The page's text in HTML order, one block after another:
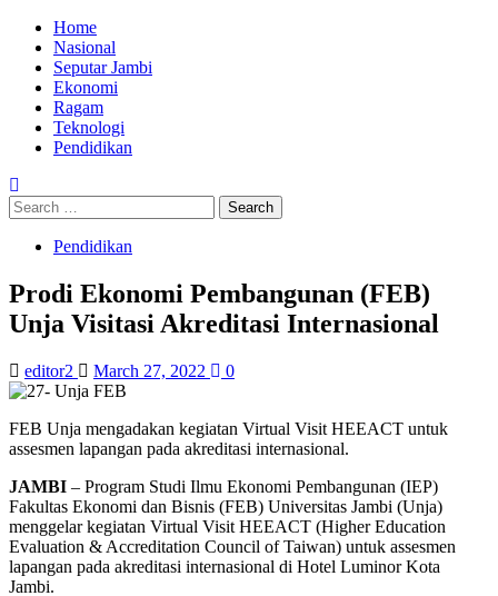
Skip
content
Primary
Menu
Home
Nasional
Seputar Jambi
Ekonomi
Ragam
Teknologi
Pendidikan
Search
for:
Pendidikan
Prodi Ekonomi Pembangunan (FEB)
Unja Visitasi Akreditasi Internasional
editor2 March 27, 2022 0
FEB Unja mengadakan kegiatan Virtual Visit HEEACT untuk
assesmen lapangan pada akreditasi internasional.
JAMBI – Program Studi Ilmu Ekonomi Pembangunan (IEP)
Fakultas Ekonomi dan Bisnis (FEB) Universitas Jambi (Unja)
menggelar kegiatan Virtual Visit HEEACT (Higher Education
Evaluation & Accreditation Council of Taiwan) untuk assesmen
lapangan pada akreditasi internasional di Hotel Luminor Kota
Jambi.